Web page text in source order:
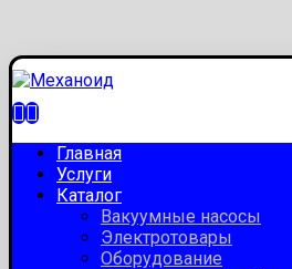
Главная
Услуги
Каталог
Вакуумные насосы
Электротовары
Оборудование